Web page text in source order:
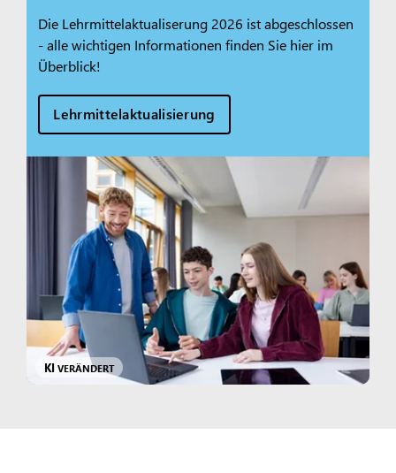
Die Lehrmittelaktualiserung 2026 ist abgeschlossen
- alle wichtigen Informationen finden Sie hier im
Überblick!
Lehrmittelaktualisierung
KI VERÄNDERT